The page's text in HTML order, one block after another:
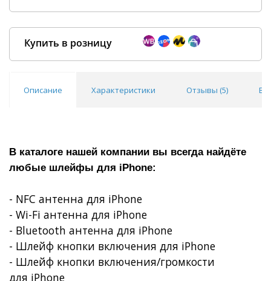
Купить в розницу
Описание Характеристики Отзывы (5)
В каталоге нашей компании вы всегда найдёте
любые шлейфы для iPhone:
- NFC антенна для iPhone
- Wi-Fi антенна для iPhone
- Bluetooth антенна для iPhone
- Шлейф кнопки включения для iPhone
- Шлейф кнопки включения/громкости
для iPhone